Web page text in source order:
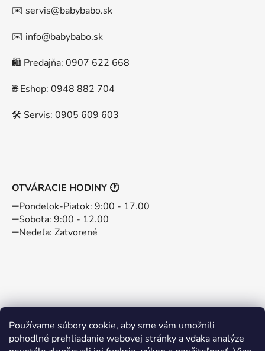
Používame súbory cookie, aby sme vám umožnili
pohodlné prehliadanie webovej stránky a vďaka analýze
✉️ servis@babybabo.sk
✉️ info@babybabo.sk
🛍️ Predajňa: 0907 622 668
🌐 Eshop: 0948 882 704
🛠️ Servis: 0905 609 603
OTVÁRACIE HODINY 🕐
➖️Pondelok-Piatok: 9:00 - 17.00
➖️Sobota: 9:00 - 12.00
➖️Nedeľa: Zatvorené